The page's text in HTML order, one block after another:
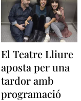
El Teatre Lliure
aposta per una
tardor amb
programació